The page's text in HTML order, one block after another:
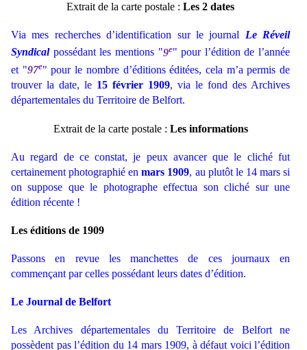
Extrait de la carte postale : Les 2 dates
Via mes recherches d’identification sur le journal Le Réveil
Syndicalpossédant les mentions "9e" pour l’édition de l’année
et "97e" pour le nombre d’éditions éditées, cela m’a permis de
trouver la date, le 15 février 1909, via le fond des Archives
départementales du Territoire de Belfort.
Extrait de la carte postale : Les informations
Au regard de ce constat, je peux avancer que le cliché fut
certainement photographié enmars 1909, au plutôt le 14 mars si
on suppose que le photographe effectua son cliché sur une
édition récente !
Les éditions de 1909
Passons en revue les manchettes de ces journaux en
commençant par celles possédant leurs dates d’édition.
Le Journal de Belfort
Les Archives départementales du Territoire de Belfort ne
possèdent pas l’édition du 14 mars 1909, à défaut voici l’édition